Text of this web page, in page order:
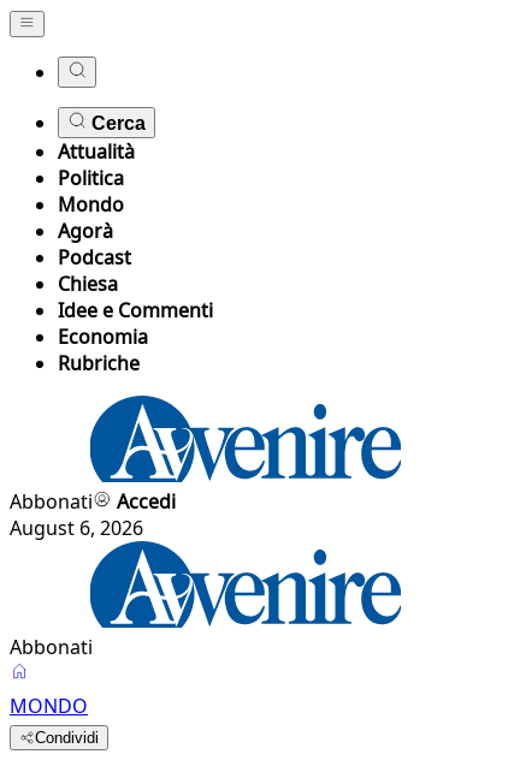
Cerca
Attualità
Politica
Mondo
Agorà
Podcast
Chiesa
Idee e Commenti
Economia
Rubriche
Abbonati
Accedi
August 6, 2026
Abbonati
MONDO
Condividi